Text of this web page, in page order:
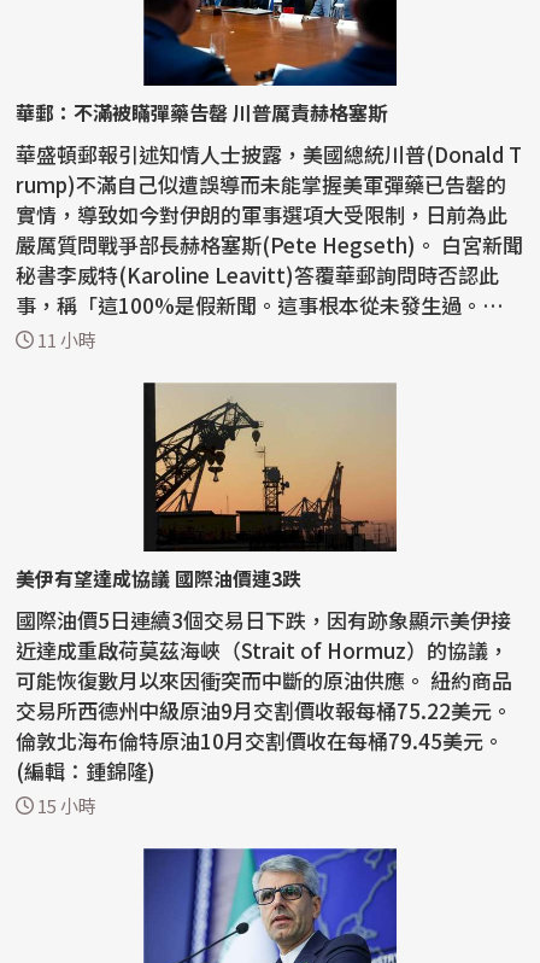
華郵：不滿被瞞彈藥告罄 川普厲責赫格塞斯
華盛頓郵報引述知情人士披露，美國總統川普(Donald T
rump)不滿自己似遭誤導而未能掌握美軍彈藥已告罄的
實情，導致如今對伊朗的軍事選項大受限制，日前為此
嚴厲質問戰爭部長赫格塞斯(Pete Hegseth)。 白宮新聞
秘書李威特(Karoline Leavitt)答覆華郵詢問時否認此
事，稱「這100%是假新聞。這事根本從未發生過。川普
總統對...
11 小時
美伊有望達成協議 國際油價連3跌
國際油價5日連續3個交易日下跌，因有跡象顯示美伊接
近達成重啟荷莫茲海峽（Strait of Hormuz）的協議，
可能恢復數月以來因衝突而中斷的原油供應。 紐約商品
交易所西德州中級原油9月交割價收報每桶75.22美元。
倫敦北海布倫特原油10月交割價收在每桶79.45美元。
(編輯：鍾錦隆)
15 小時